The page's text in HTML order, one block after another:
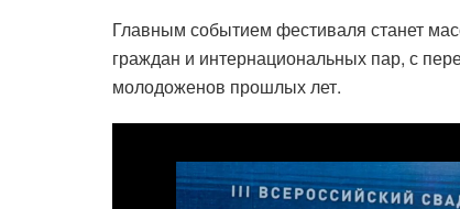
Главным событием фестиваля станет
граждан и интернациональных пар, с
молодоженов прошлых лет.